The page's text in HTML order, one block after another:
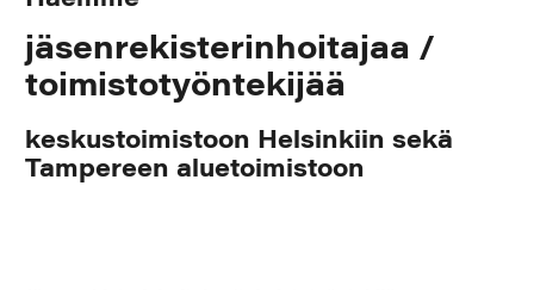
jäsenrekisterinhoitajaa /
toimistotyöntekijää
keskustoimistoon Helsinkiin sekä
Tampereen aluetoimistoon